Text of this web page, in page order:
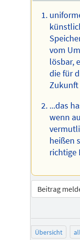
vom
lösbar,
die für
...das
wenn
heißen
richtige
Beitrag
Übersicht